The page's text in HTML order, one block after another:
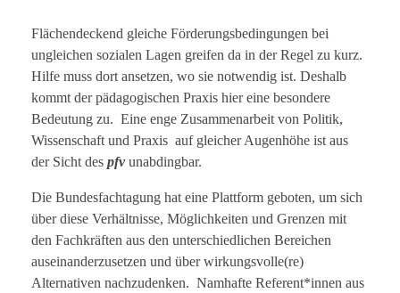
Flächendeckend gleiche Förderungsbedingungen bei
ungleichen sozialen Lagen greifen da in der Regel zu kurz.
Hilfe muss dort ansetzen, wo sie notwendig ist. Deshalb
kommt der pädagogischen Praxis hier eine besondere
Bedeutung zu. Eine enge Zusammenarbeit von Politik,
Wissenschaft und Praxis auf gleicher Augenhöhe ist aus
der Sicht des pfvunabdingbar.
Die Bundesfachtagung hat eine Plattform geboten, um sich
über diese Verhältnisse, Möglichkeiten und Grenzen mit
den Fachkräften aus den unterschiedlichen Bereichen
auseinanderzusetzen und über wirkungsvolle(re)
Alternativen nachzudenken. Namhafte Referent*innen aus